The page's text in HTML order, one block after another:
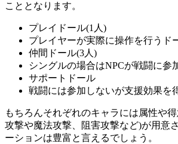
こととなります。
プレイドール(1人)
プレイヤーが実際に操作を行うド
仲間ドール(3人)
シングルの場合はNPCが戦闘に参
サポートドール
戦闘には参加しないが支援効果を
もちろんそれぞれのキャラには属性や
攻撃や魔法攻撃、阻害攻撃など)が用意
ーションは豊富と言えるでしょう。